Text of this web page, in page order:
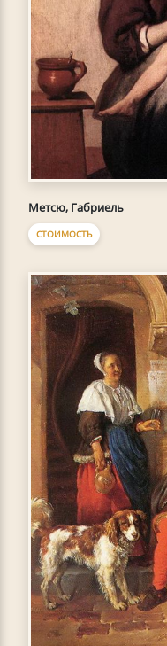
Метсю, Габриель
СТОИМОСТЬ